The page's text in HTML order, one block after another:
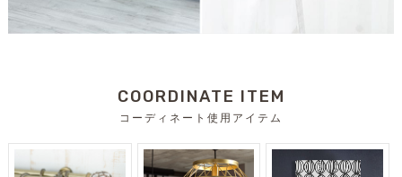
COORDINATE ITEM
コーディネート使用アイテム